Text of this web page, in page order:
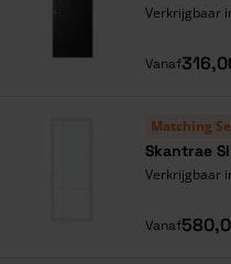
Verkrijgbaar
Vanaf
Matching
Skantrae
Verkrijgbaar
Vanaf